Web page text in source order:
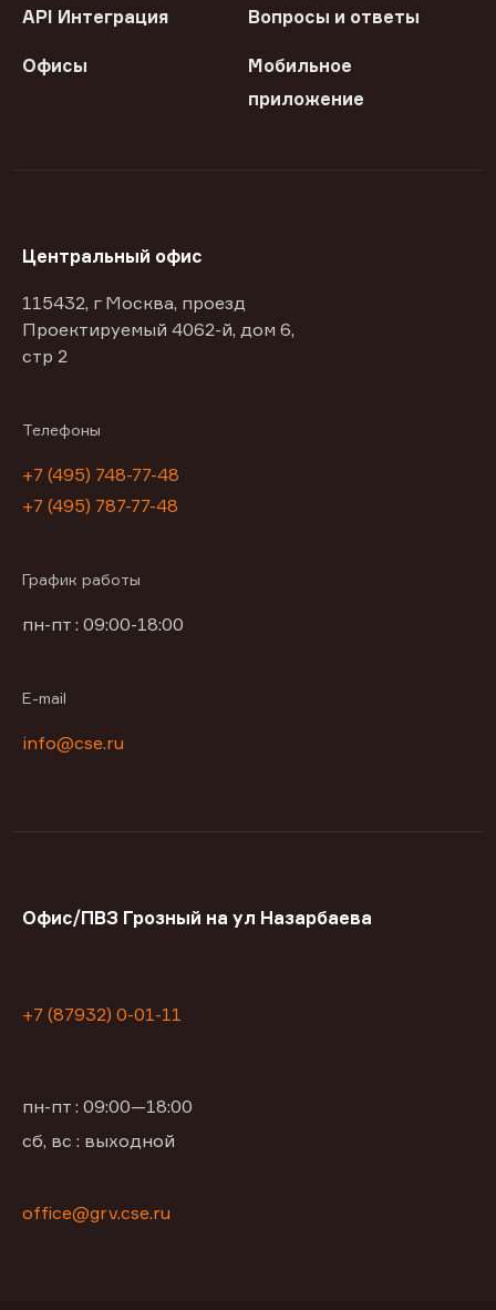
API Интеграция Вопросы и ответы
Офисы
Мобильное
приложение
Центральный офис
115432, г Москва, проезд
Проектируемый 4062-й, дом 6,
стр 2
Телефоны
+7 (495) 748-77-48
+7 (495) 787-77-48
График работы
пн-пт : 09:00-18:00
E-mail
info@cse.ru
Офис/ПВЗ Грозный на ул Назарбаева
+7 (87932) 0-01-11
пн-пт : 09:00—18:00
сб, вс : выходной
office@grv.cse.ru